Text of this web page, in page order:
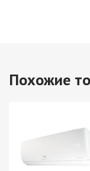
Похожие